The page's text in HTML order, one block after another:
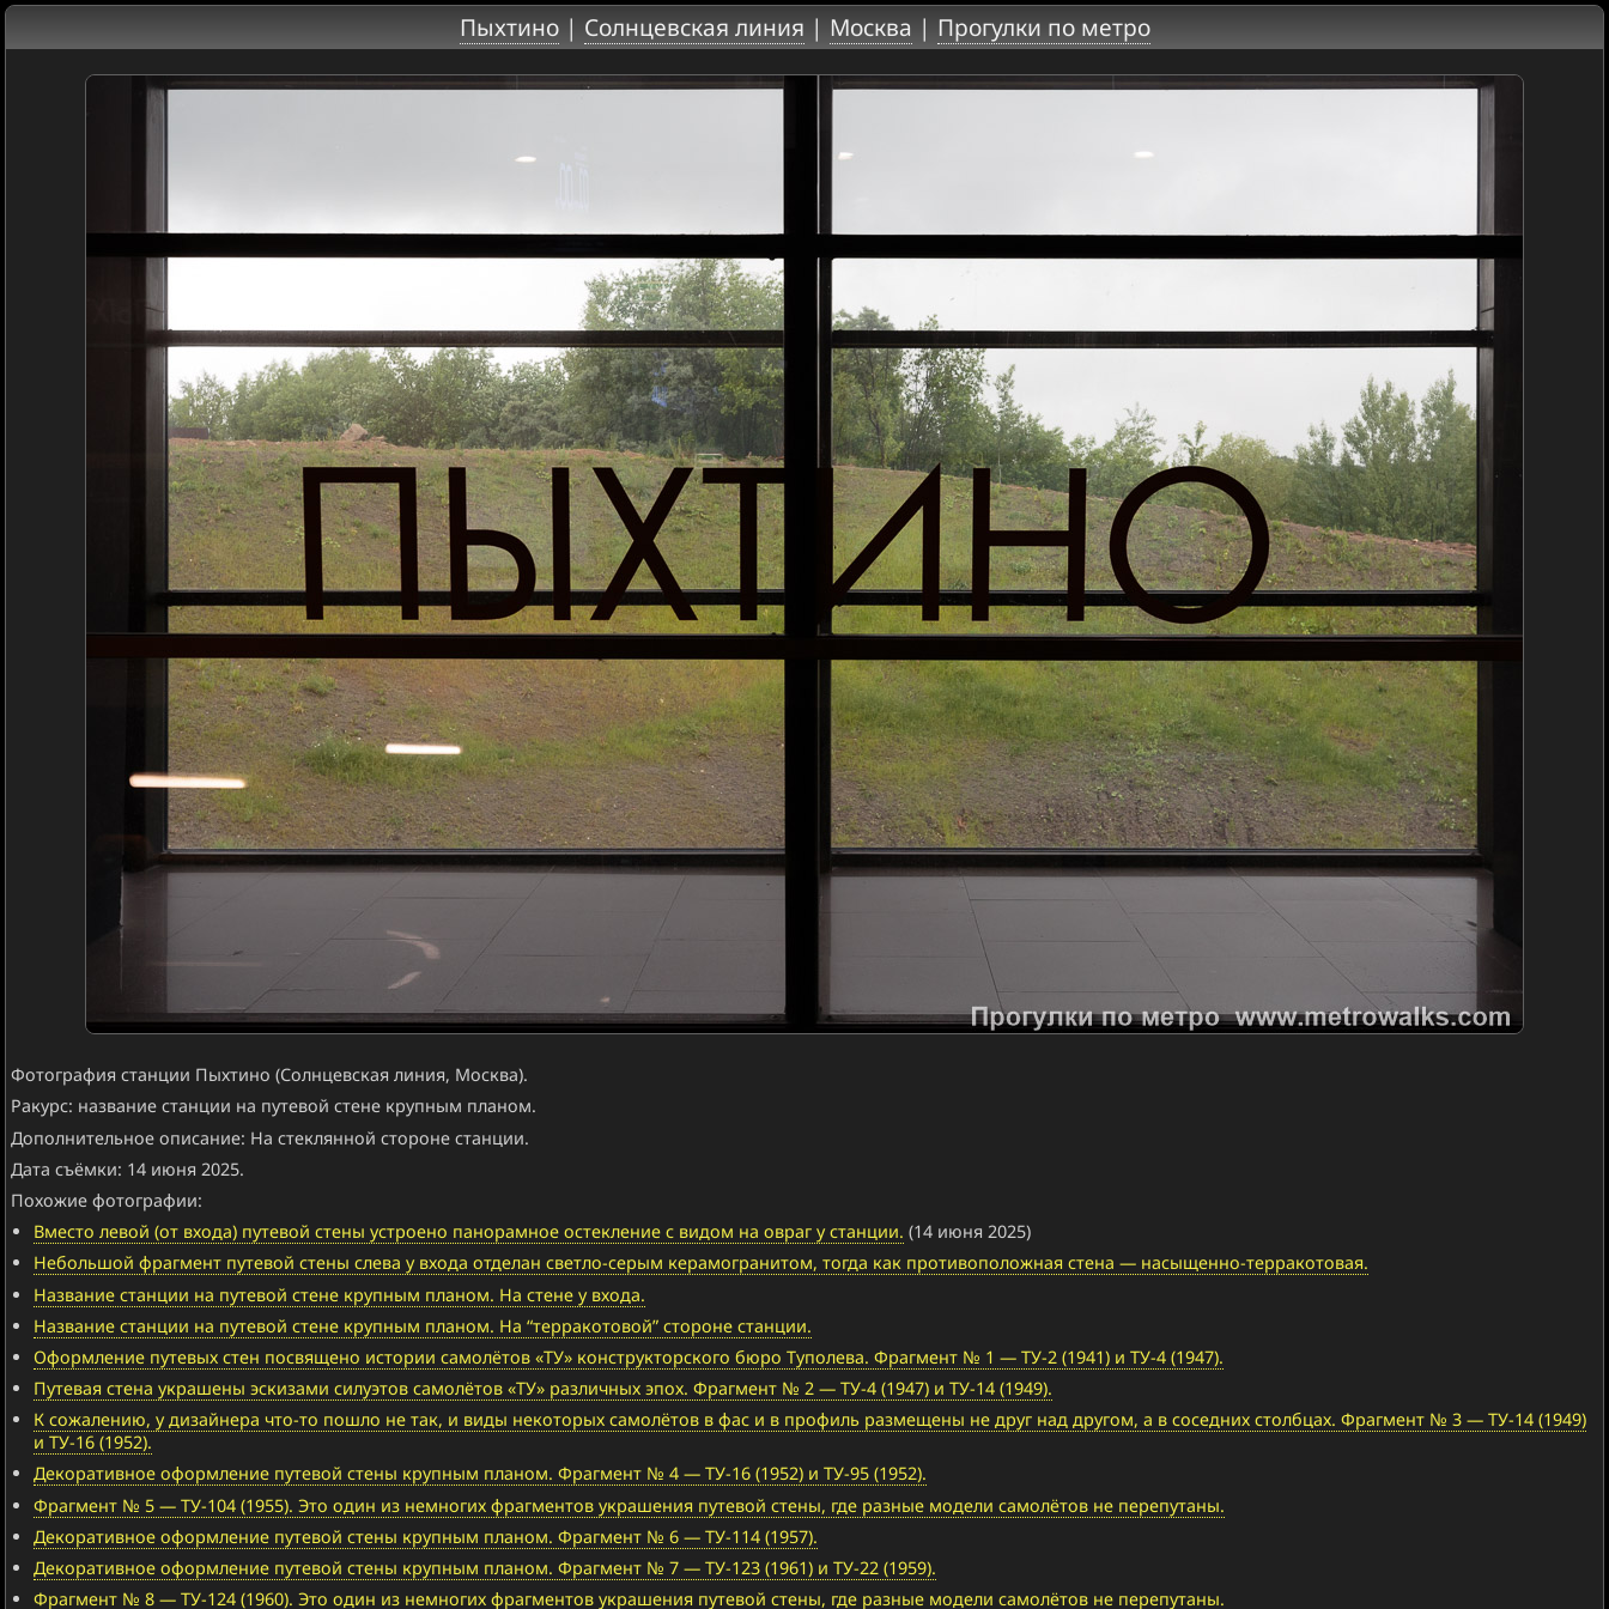
Пыхтино| Солнцевская линия | Москва | Прогулки по метро
Фотография станции Пыхтино (Солнцевская линия, Москва).
Ракурс: название станции на путевой стене крупным планом.
Дополнительное описание: На стеклянной стороне станции.
Дата съёмки: 14 июня 2025.
Похожие фотографии:
Вместо левой (от входа) путевой стены устроено панорамное остекление с видом на овраг у станции. (14 июня 2025)
Небольшой фрагмент путевой стены слева у входа отделан светло-серым керамогранитом, тогда как противоположная стена — насыщенно-терракотовая.
Название станции на путевой стене крупным планом. На стене у входа.
Название станции на путевой стене крупным планом. На “терракотовой” стороне станции.
Оформление путевых стен посвящено истории самолётов «ТУ» конструкторского бюро Туполева. Фрагмент № 1 — ТУ-2 (1941) и ТУ-4 (1947).
Путевая стена украшены эскизами силуэтов самолётов «ТУ» различных эпох. Фрагмент № 2 — ТУ-4 (1947) и ТУ-14 (1949).
К сожалению, у дизайнера что-то пошло не так, и виды некоторых самолётов в фас и в профиль размещены не друг над другом, а в соседних столбцах. Фрагмент № 3 — ТУ-14 (1949)
и ТУ-16 (1952).
Декоративное оформление путевой стены крупным планом. Фрагмент № 4 — ТУ-16 (1952) и ТУ-95 (1952).
Фрагмент № 5 — ТУ-104 (1955). Это один из немногих фрагментов украшения путевой стены, где разные модели самолётов не перепутаны.
Декоративное оформление путевой стены крупным планом. Фрагмент № 6 — ТУ-114 (1957).
Декоративное оформление путевой стены крупным планом. Фрагмент № 7 — ТУ-123 (1961) и ТУ-22 (1959).
Фрагмент № 8 — ТУ-124 (1960). Это один из немногих фрагментов украшения путевой стены, где разные модели самолётов не перепутаны.